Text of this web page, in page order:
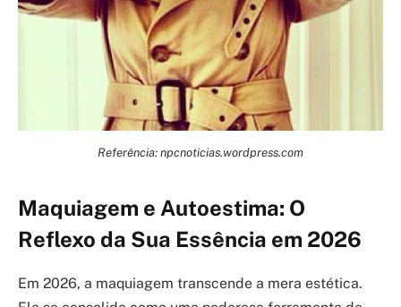
Referência: npcnoticias.wordpress.com
Maquiagem e Autoestima: O
Reflexo da Sua Essência em 2026
Em 2026, a maquiagem transcende a mera estética.